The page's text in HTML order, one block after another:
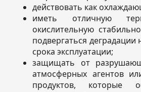
действовать как
иметь отличную
окислительную
подвергаться
срока эксплуатации;
защищать от
атмосферных агентов
продуктов, которые